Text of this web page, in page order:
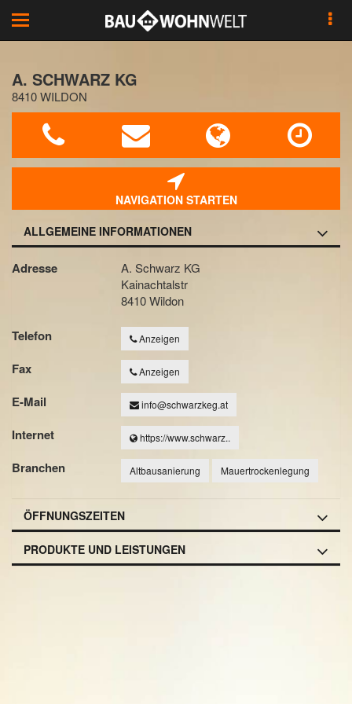
Toggle
navigation
A. SCHWARZ KG
8410 WILDON
NAVIGATION STARTEN
ALLGEMEINE INFORMATIONEN
Adresse
A. Schwarz KG
Kainachtalstr
8410 Wildon
Telefon Anzeigen
Fax Anzeigen
E-Mail info@schwarzkeg.at
Internet https://www.schwarz..
Branchen Altbausanierung Mauertrockenlegung
ÖFFNUNGSZEITEN
PRODUKTE UND LEISTUNGEN